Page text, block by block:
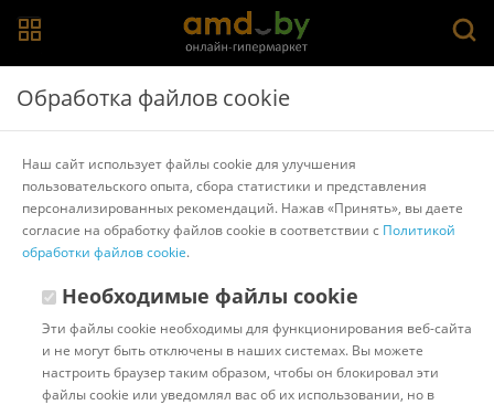
Главная > Каталог товаров Аксессуары для посуды
Другие товары Lara
Обработка файлов cookie
Наш сайт использует файлы cookie для улучшения
пользовательского опыта, сбора статистики и представления
персонализированных рекомендаций. Нажав «Принять», вы даете
согласие на обработку файлов cookie в соответствии с Политикой
обработки файлов cookie.
Необходимые файлы cookie
Эти файлы cookie необходимы для функционирования веб-сайта
и не могут быть отключены в наших системах. Вы можете
настроить браузер таким образом, чтобы он блокировал эти
файлы cookie или уведомлял вас об их использовании, но в